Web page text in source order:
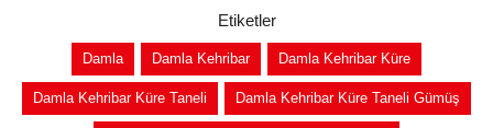
Etiketler
Damla Damla Kehribar Damla Kehribar Küre
Damla Kehribar Küre Taneli Damla Kehribar Küre Taneli Gümüş